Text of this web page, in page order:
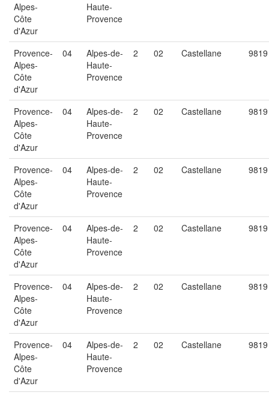
Alpes-
Côte
d'Azur
Haute-
Provence
Provence-
Alpes-
Côte
d'Azur
04
Alpes-de-
Haute-
Provence
2 02 Castellane 9819
Provence-
Alpes-
Côte
d'Azur
04
Alpes-de-
Haute-
Provence
2 02 Castellane 9819
Provence-
Alpes-
Côte
d'Azur
04
Alpes-de-
Haute-
Provence
2 02 Castellane 9819
Provence-
Alpes-
Côte
d'Azur
04
Alpes-de-
Haute-
Provence
2 02 Castellane 9819
Provence-
Alpes-
Côte
d'Azur
04
Alpes-de-
Haute-
Provence
2 02 Castellane 9819
Provence-
Alpes-
Côte
d'Azur
04
Alpes-de-
Haute-
Provence
2 02 Castellane 9819